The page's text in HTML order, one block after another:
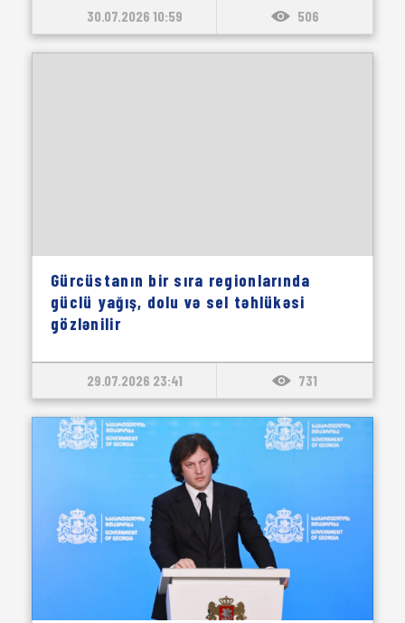
30.07.2026 10:59 506
Gürcüstanın bir sıra regionlarında
güclü yağış, dolu və sel təhlükəsi
gözlənilir
29.07.2026 23:41 731